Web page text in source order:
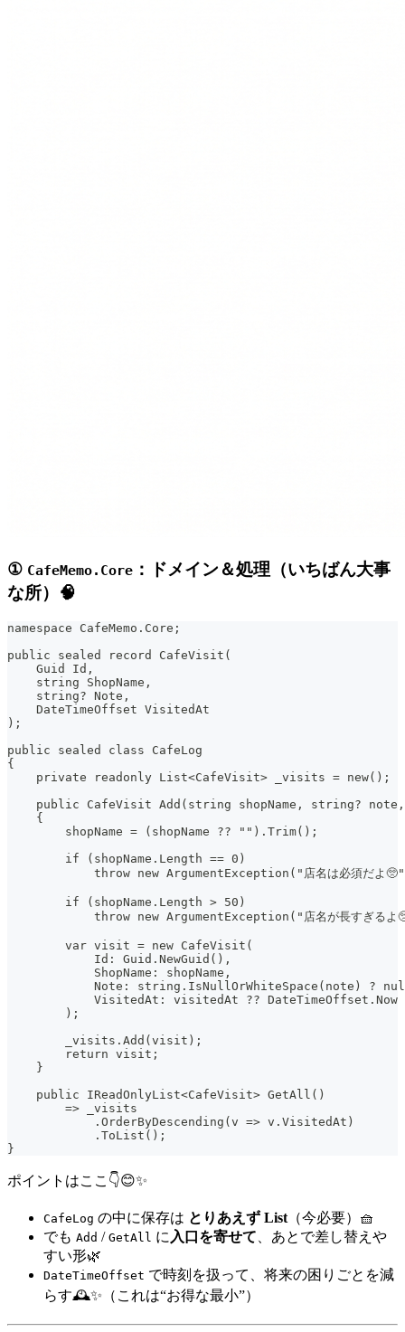
① CafeMemo.Core ：ドメイン＆処理（いちばん大事
な所）🧠
namespace CafeMemo.Core;
public sealed record CafeVisit(
    Guid Id,
    string ShopName,
    string? Note,
    DateTimeOffset VisitedAt
);
public sealed class CafeLog
{
    private readonly List<CafeVisit> _visits = new();
public CafeVisit Add(string shopName, string?
    {
        shopName = (shopName ?? "").Trim();
        if (shopName.Length == 0)
throw new ArgumentException("店名は必須だよ
        if (shopName.Length > 50)
throw new ArgumentException("店名が長すぎるよ
        var visit = new CafeVisit(
            Id: Guid.NewGuid(),
            ShopName: shopName,
Note: string.IsNullOrWhiteSpace(note) ?
            VisitedAt: visitedAt ?? DateTimeOffset.Now
        );
        _visits.Add(visit);
        return visit;
    }
    public IReadOnlyList<CafeVisit> GetAll()
        => _visits
            .OrderByDescending(v => v.VisitedAt)
            .ToList();
}
ポイントはここ👇😊✨
CafeLog の中に保存は とりあえず List （今必要）🧺
でも Add / GetAll に 入口を寄せて 、あとで差し替えや
すい形🌿
DateTimeOffset で時刻を扱って、将来の困りごとを減
らす🕰️✨（これは“お得な最小”）